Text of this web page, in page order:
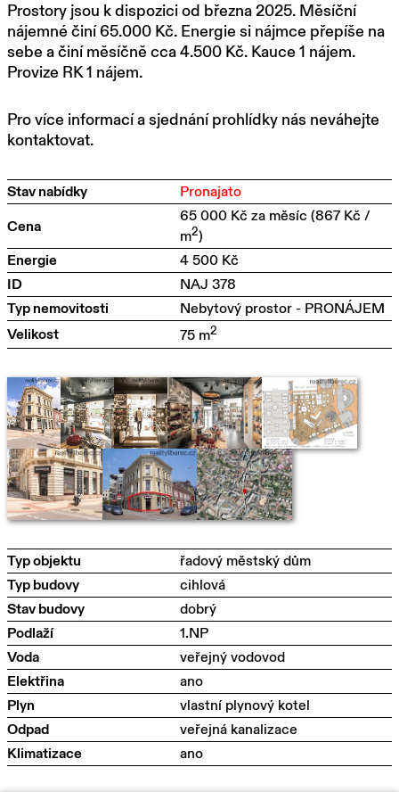
Prostory jsou k dispozici od března 2025. Měsíční
nájemné činí 65.000 Kč. Energie si nájmce přepíše na
sebe a činí měsíčně cca 4.500 Kč. Kauce 1 nájem.
Provize RK 1 nájem.
Pro více informací a sjednání prohlídky nás neváhejte
kontaktovat.
Stav nabídky
Pronajato
Cena
65 000 Kč za měsíc (867 Kč /
m2)
Energie
4 500 Kč
ID
NAJ 378
Typ nemovitosti
Nebytový prostor - PRONÁJEM
Velikost
75 m2
Typ objektu
řadový městský dům
Typ budovy
cihlová
Stav budovy
dobrý
Podlaží
1.NP
Voda
veřejný vodovod
Elektřina
ano
Plyn
vlastní plynový kotel
Odpad
veřejná kanalizace
Klimatizace
ano